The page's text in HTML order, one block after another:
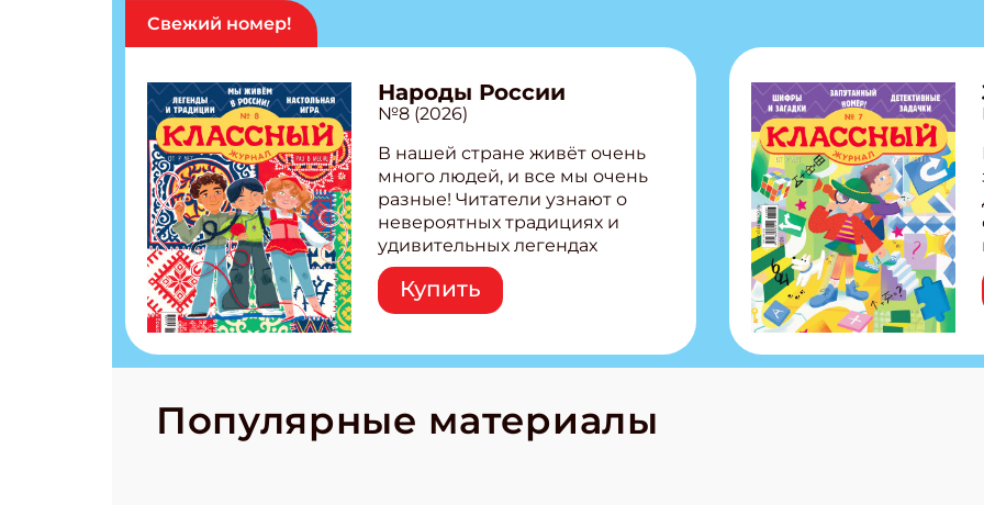
Свежий номер!
Народы России
№8 (2026)
В нашей стране живёт очень
много людей, и все мы очень
разные! Читатели узнают о
невероятных традициях и
удивительных легендах
народов России! Внутри:
Легенды татар, башкир и
бурятов Настольная игра
странные слова Традиционные
космические приключения!
Купить
Популярные материалы